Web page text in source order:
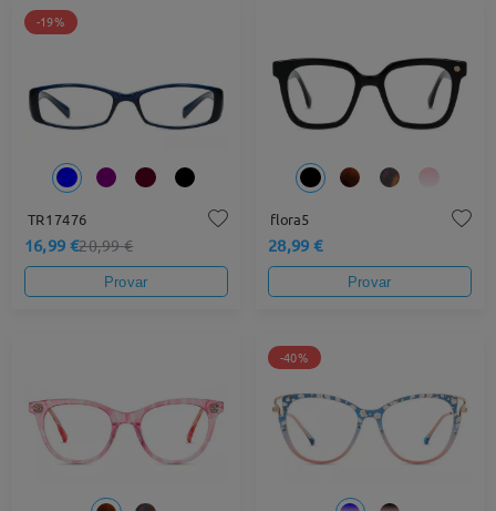
-19%
TR17476
16,99 €20,99 €
Provar
flora5
28,99 €
Provar
-40%